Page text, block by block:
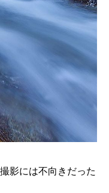
影には不向きだった